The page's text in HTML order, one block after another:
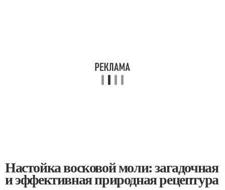
Настойка восковой моли: загадочная
и эффективная природная рецептура